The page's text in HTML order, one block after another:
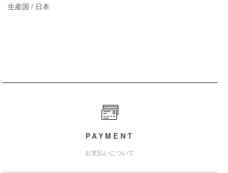
生産国 / 日本
PAYMENT
お支払いについて